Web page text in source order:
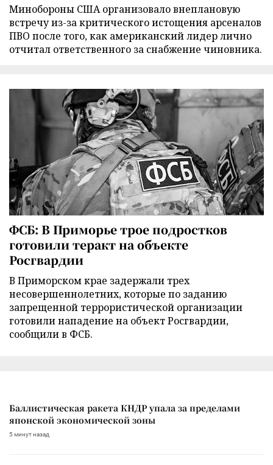
Минобороны США организовало внеплановую
встречу из-за критического истощения арсеналов
ПВО после того, как американский лидер лично
отчитал ответственного за снабжение чиновника.
ФСБ: В Приморье трое подростков
готовили теракт на объекте
Росгвардии
В Приморском крае задержали трех
несовершеннолетних, которые по заданию
запрещенной террористической организации
готовили нападение на объект Росгвардии,
сообщили в ФСБ.
Баллистическая ракета КНДР упала за пределами
японской экономической зоны
5 минут назад